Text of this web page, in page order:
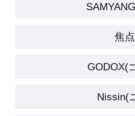
焦
GODOX(
Nissin(